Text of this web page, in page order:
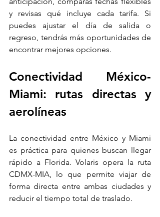
y revisas qué incluye cada tarifa. Si
puedes ajustar el día de salida o
regreso, tendrás más oportunidades de
encontrar mejores opciones.
Conectividad México-
Miami: rutas directas y
aerolíneas
La conectividad entre México y Miami
es práctica para quienes buscan llegar
rápido a Florida. Volaris opera la ruta
CDMX-MIA, lo que permite viajar de
forma directa entre ambas ciudades y
reducir el tiempo total de traslado.